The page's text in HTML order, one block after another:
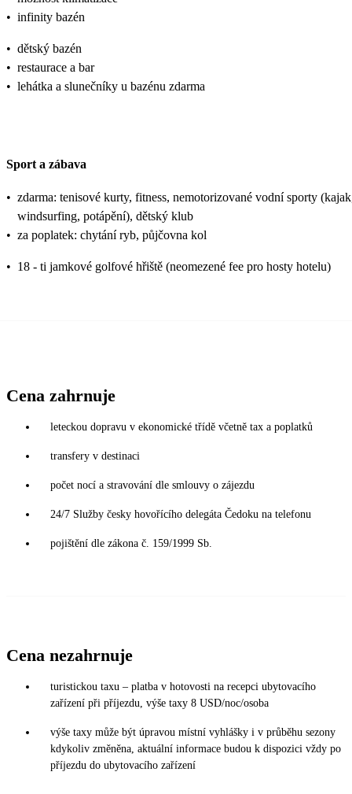
• infinity bazén
• dětský bazén
• restaurace a bar
• lehátka a slunečníky u bazénu zdarma
Sport a zábava
• zdarma: tenisové kurty, fitness, nemotorizované vodní sporty
windsurfing, potápění), dětský klub
• za poplatek: chytání ryb, půjčovna kol
• 18 - ti jamkové golfové hřiště (neomezené fee pro hosty hotelu)
Cena zahrnuje
leteckou dopravu v ekonomické třídě včetně tax a poplatků
transfery v destinaci
počet nocí a stravování dle smlouvy o zájezdu
24/7 Služby česky hovořícího delegáta Čedoku na telefonu
pojištění dle zákona č. 159/1999 Sb.
Cena nezahrnuje
turistickou taxu – platba v hotovosti na recepci ubytovacího
zařízení při příjezdu, výše taxy 8 USD/noc/osoba
výše taxy může být úpravou místní vyhlášky i v průběhu sezony
kdykoliv změněna, aktuální informace budou k dispozici vždy po
příjezdu do ubytovacího zařízení